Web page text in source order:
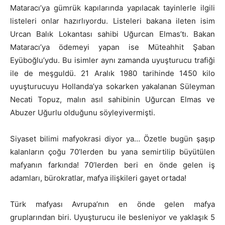
Mataracı’ya gümrük kapılarında yapılacak tayinlerle ilgili
listeleri onlar hazırlıyordu. Listeleri bakana ileten isim
Urcan Balık Lokantası sahibi Uğurcan Elmas’tı. Bakan
Mataracı’ya ödemeyi yapan ise Müteahhit Şaban
Eyüboğlu’ydu. Bu isimler aynı zamanda uyuşturucu trafiği
ile de meşguldü. 21 Aralık 1980 tarihinde 1450 kilo
uyuşturucuyu Hollanda’ya sokarken yakalanan Süleyman
Necati Topuz, malın asıl sahibinin Uğurcan Elmas ve
Abuzer Uğurlu olduğunu söyleyivermişti.
Siyaset bilimi mafyokrasi diyor ya… Özetle bugün şaşıp
kalanların çoğu 70’lerden bu yana semirtilip büyütülen
mafyanın farkında! 70’lerden beri en önde gelen iş
adamları, bürokratlar, mafya ilişkileri gayet ortada!
Türk mafyası Avrupa’nın en önde gelen mafya
gruplarından biri. Uyuşturucu ile besleniyor ve yaklaşık 5